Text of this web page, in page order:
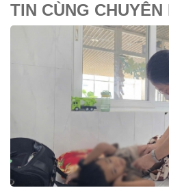
TIN CÙNG CHUYÊN